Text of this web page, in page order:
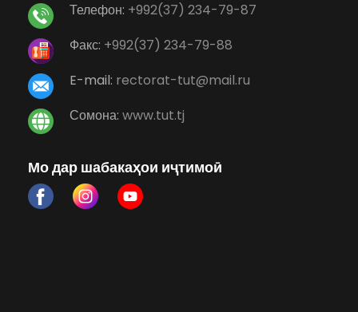
Телефон: +992(37) 234-79-87
Факс: +992(37) 234-79-88
E-mail: rectorat-tut@mail.ru
Сомона: www.tut.tj
Мо дар шабакаҳои иҷтимоӣ